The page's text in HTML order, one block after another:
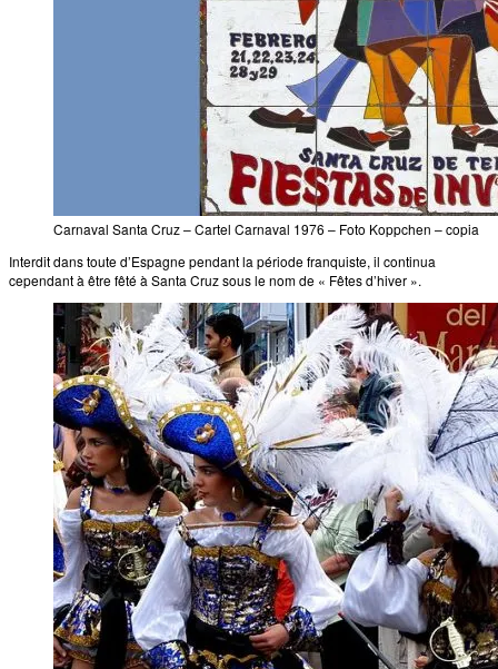
Carnaval Santa Cruz – Cartel Carnaval 1976 – Foto Koppchen – copia
Interdit dans toute d’Espagne pendant la période franquiste, il continua
cependant à être fêté à Santa Cruz sous le nom de « Fêtes d’hiver ».